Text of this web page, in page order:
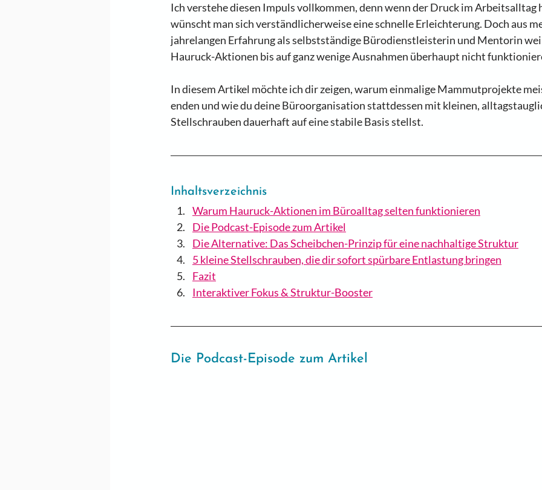
Ich verstehe diesen Impuls vollkommen, denn wenn der Druck im Arbeitsalltag
wünscht man sich verständlicherweise eine schnelle Erleichterung. Doch aus
jahrelangen Erfahrung als selbstständige Bürodienstleisterin und Mentorin
Hauruck-Aktionen bis auf ganz wenige Ausnahmen überhaupt nicht
In diesem Artikel möchte ich dir zeigen, warum einmalige Mammutprojekte
enden und wie du deine Büroorganisation stattdessen mit kleinen,
Stellschrauben dauerhaft auf eine stabile Basis stellst.
Inhaltsverzeichnis
Warum Hauruck-Aktionen im Büroalltag selten funktionieren
Die Podcast-Episode zum Artikel
Die Alternative: Das Scheibchen-Prinzip für eine nachhaltige Struktur
5 kleine Stellschrauben, die dir sofort spürbare Entlastung bringen
Fazit
Interaktiver Fokus & Struktur-Booster
Die Podcast-Episode zum Artikel